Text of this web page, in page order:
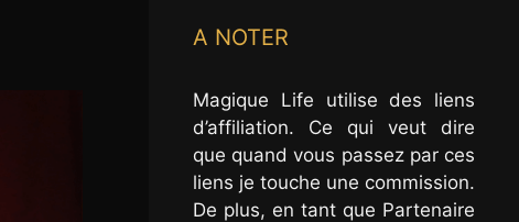
A NOTER
Magique Life utilise des liens
d’affiliation. Ce qui veut dire
que quand vous passez par ces
liens je touche une commission.
De plus, en tant que Partenaire